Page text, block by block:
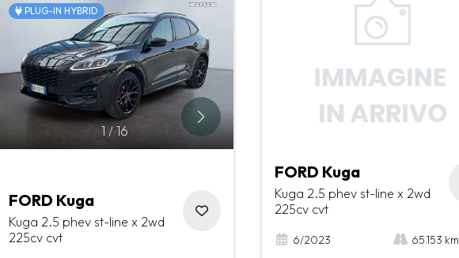
1 / 16
PLUG-IN HYBRID
FORD Kuga
Kuga 2.5 phev st-line x 2wd
225cv cvt
FORD Kuga
Kuga 2.5 phev st-line x 2wd
225cv cvt
6/2023 65.153 km